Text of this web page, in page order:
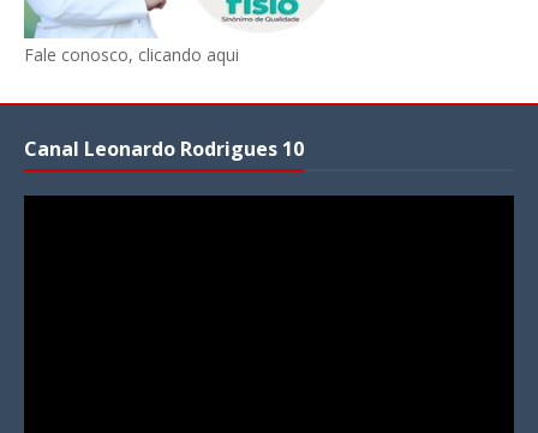
Fale conosco, clicando aqui
Canal Leonardo Rodrigues 10